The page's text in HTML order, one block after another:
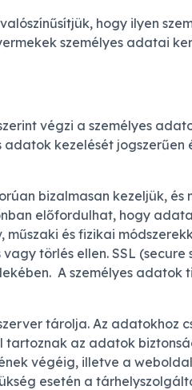
hogy ilyen
személyes adatai
végzi a személyes
kezelését jogszerűen
bizalmasan kezeljük,
előfordulhat, hogy
és fizikai
törlés ellen. SSL
A személyes adatok
tárolja. Az adatokhoz
az adatok
végéig, illetve a
esetén a